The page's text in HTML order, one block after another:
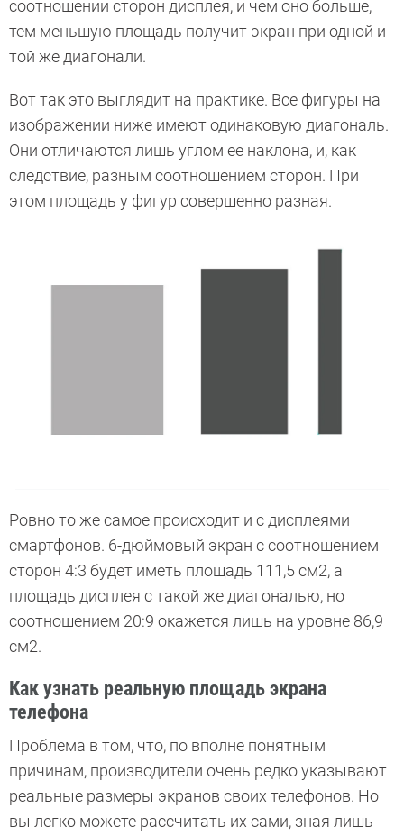
соотношении сторон дисплея, и чем оно больше,
тем меньшую площадь получит экран при одной и
той же диагонали.
Вот так это выглядит на практике. Все фигуры на
изображении ниже имеют одинаковую диагональ.
Они отличаются лишь углом ее наклона, и, как
следствие, разным соотношением сторон. При
этом площадь у фигур совершенно разная.
Ровно то же самое происходит и с дисплеями
смартфонов. 6-дюймовый экран с соотношением
сторон 4:3 будет иметь площадь 111,5 см2, а
площадь дисплея с такой же диагональю, но
соотношением 20:9 окажется лишь на уровне 86,9
см2.
Как узнать реальную площадь экрана
телефона
Проблема в том, что, по вполне понятным
причинам, производители очень редко указывают
реальные размеры экранов своих телефонов. Но
вы легко можете рассчитать их сами, зная лишь